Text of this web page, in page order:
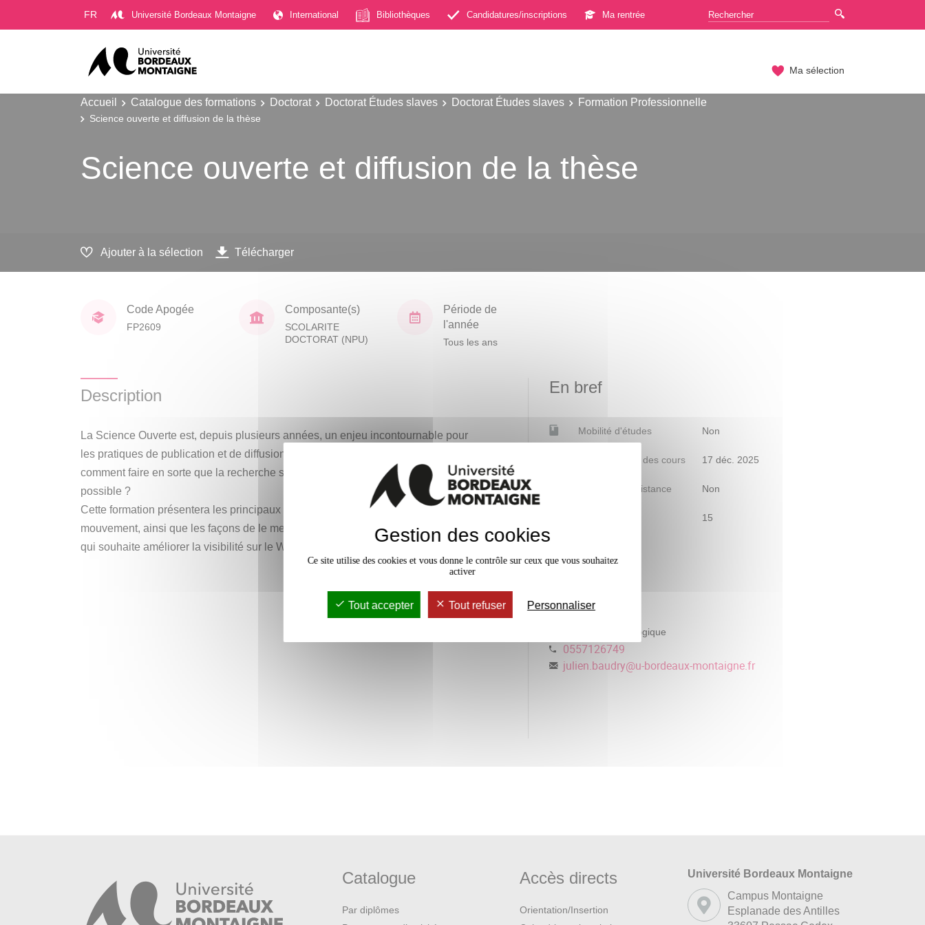
FR Université Bordeaux Montaigne International Bibliothèques Candidatures/inscriptions Ma rentrée
Ma sélection
Accueil Catalogue des formations Doctorat Doctorat Études slaves Doctorat Études slaves Formation Professionnelle
Science ouverte et diffusion de la thèse
Science ouverte et diffusion de la thèse
Ajouter à la sélection Télécharger
Code Apogée
FP2609
Composante(s)
SCOLARITE
DOCTORAT (NPU)
Période de
l'année
Tous les ans
Description
La Science Ouverte est, depuis plusieurs années, un enjeu incontournable pour
les pratiques de publication et de diffusion de la recherche scientifique :
comment faire en sorte que la recherche soit partagée le plus largement
possible ?
Cette formation présentera les principaux enjeux et débats autour de ce
mouvement, ainsi que les façons de le mettre en œuvre pour le jeune chercheur
qui souhaite améliorer la visibilité sur le Web de ses travaux passés et à venir.
En bref
Mobilité d'études Non
Date de début des cours 17 déc. 2025
Accessible à distance Non
15
Responsable pédagogique
0557126749
julien.baudry@u-bordeaux-montaigne.fr
Catalogue
Par diplômes
Accès directs
Orientation/Insertion
Université Bordeaux Montaigne
Campus Montaigne
Esplanade des Antilles
Gestion des cookies
Ce site utilise des cookies et vous donne le contrôle sur ceux que vous souhaitez
activer
Tout accepter Tout refuser Personnaliser